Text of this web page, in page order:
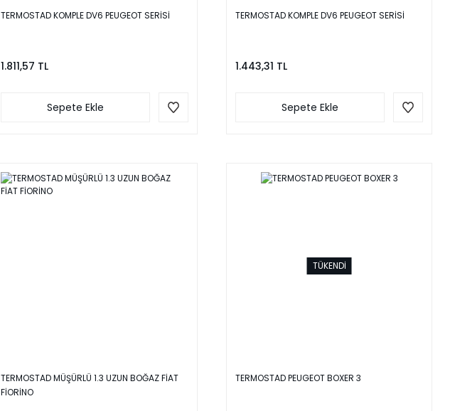
TERMOSTAD KOMPLE DV6 PEUGEOT SERİSİ
1.811,57 TL
Sepete Ekle
TERMOSTAD KOMPLE DV6 PEUGEOT SERİSİ
1.443,31 TL
Sepete Ekle
TERMOSTAD MÜŞÜRLÜ 1.3 UZUN BOĞAZ FİAT
FİORİNO
TÜKENDİ
TERMOSTAD PEUGEOT BOXER 3